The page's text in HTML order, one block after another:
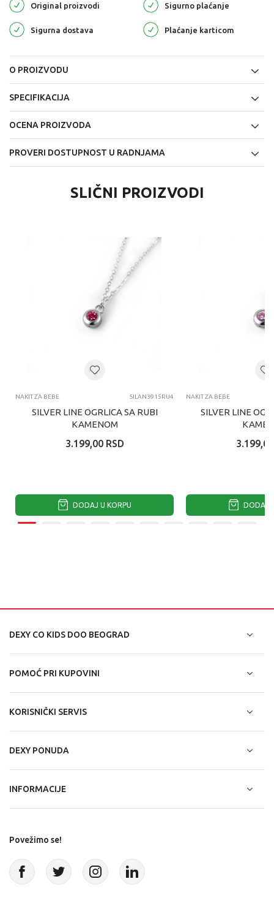
Original proizvodi Sigurno plaćanje
Sigurna dostava Plaćanje karticom
O PROIZVODU
SPECIFIKACIJA
OCENA PROIZVODA
PROVERI DOSTUPNOST U RADNJAMA
SLIČNI PROIZVODI
NAKIT ZA BEBE SILAN3915RU4
SILVER LINE OGRLICA SA RUBI
KAMENOM
3.199,00 RSD
DODAJ U KORPU
NAKIT ZA BEBE
SILVER LINE
3.199,00
DODAJ
DEXY CO KIDS DOO BEOGRAD
POMOĆ PRI KUPOVINI
KORISNIČKI SERVIS
DEXY PONUDA
INFORMACIJE
Povežimo se!